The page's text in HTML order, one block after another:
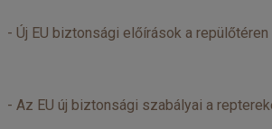
- Új EU biztonsági előírások a repülőtéren
- Az EU új biztonsági szabályai a